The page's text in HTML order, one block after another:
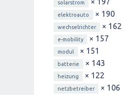
solarstrom
elektroauto × 190
wechselrichter × 162
e-mobility × 157
modul × 151
batterie × 143
heizung × 122
netzbetreiber × 106